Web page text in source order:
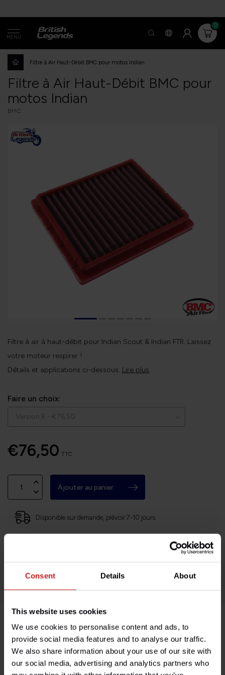
Consent Details About
This website uses cookies
We use cookies to personalise content and ads, to
provide social media features and to analyse our traffic.
We also share information about your use of our site with
our social media, advertising and analytics partners who
MENU
0
Filtre à Air Haut-Débit BMC pour motos Indian
Filtre à Air Haut-Débit BMC pour
motos Indian
BMC
Filtre à air à haut-débit pour Indian Scout & Indian FTR. Laissez
votre moteur respirer !
Détails et applications ci-dessous. Lire plus.
Faire un choix:
€76,50 TTC
Ajouter au panier
Disponible sur demande, prévoir 7-10 jours
Retours faciles et sans histoires
Des milliers de clients satisfaits!
Description du produit
Spécifications